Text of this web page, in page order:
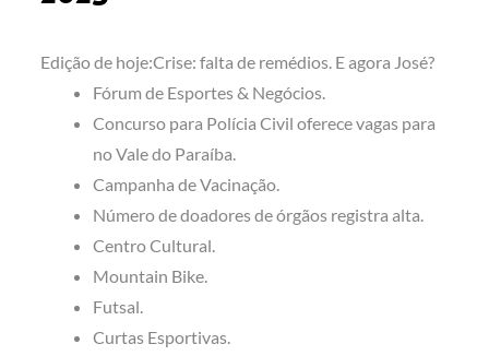
Edição de hoje:Crise: falta de remédios. E agora José?
Fórum de Esportes & Negócios.
Concurso para Polícia Civil oferece vagas para
no Vale do Paraíba.
Campanha de Vacinação.
Número de doadores de órgãos registra alta.
Centro Cultural.
Mountain Bike.
Futsal.
Curtas Esportivas.